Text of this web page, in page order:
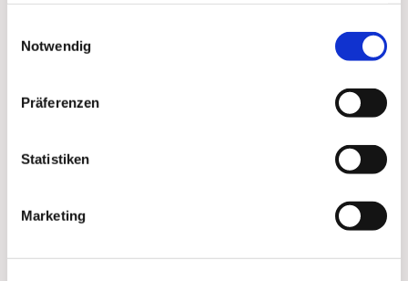
Notwendig
Präferenzen
Statistiken
Marketing